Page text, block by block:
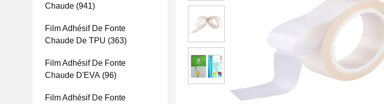
Chaude (941)
Film Adhésif De Fonte
Chaude De TPU (363)
Film Adhésif De Fonte
Chaude D'EVA (96)
Film Adhésif De Fonte